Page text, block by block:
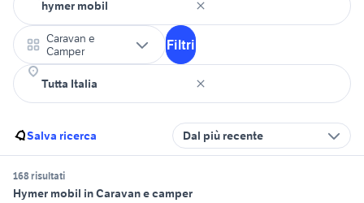
Caravan e
Camper
Filtri
Salva ricerca Dal più recente
168 risultati
Hymer mobil in Caravan e camper